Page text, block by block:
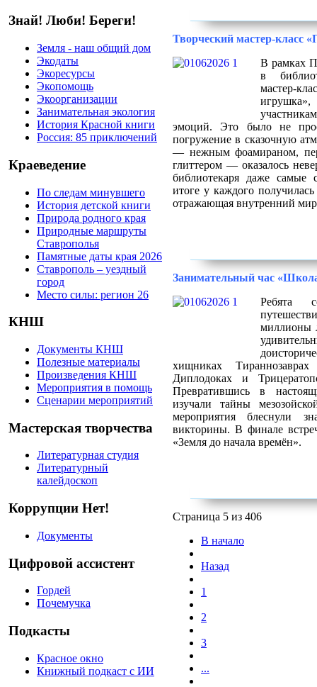
Знай! Люби! Береги!
Земля - наш общий дом
Экодаты
Экоресурсы
Экопомощь
Экоорганизации
Занимательная экология
История Красной книги
Россия: 85 приключений
Краеведение
По следам минувшего
История детской книги
Природа родного края
Природные маршруты
Ставрополья
Памятные даты края 2026
Ставрополь – уездный
город
Место силы: регион 26
КНШ
Документы КНШ
Полезные материалы
Произведения КНШ
Мероприятия в помощь
Сценарии мероприятий
Мастерская творчества
Литературная студия
Литературный
калейдоскоп
Коррупции Нет!
Документы
Цифровой ассистент
Гордей
Почемучка
Подкасты
Красное окно
Книжный подкаст с ИИ
Творческий мастер-класс
В рамках
в
мастер-
эмоций. Это было не
погружение в сказочную
— нежным фоамираном,
глиттером — оказалось
библиотекаря даже самые
итоге у каждого
отражающая внутренний мир
Занимательный час
Ребята
миллионы
хищниках
Диплодоках и
Превратившись в
изучали тайны
мероприятия блеснули
викторины. В финале
«Земля до начала времён».
Страница 5 из 406
В начало
Назад
1
2
3
...